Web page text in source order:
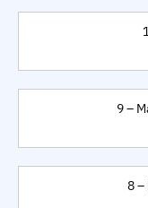
9 –
8 –